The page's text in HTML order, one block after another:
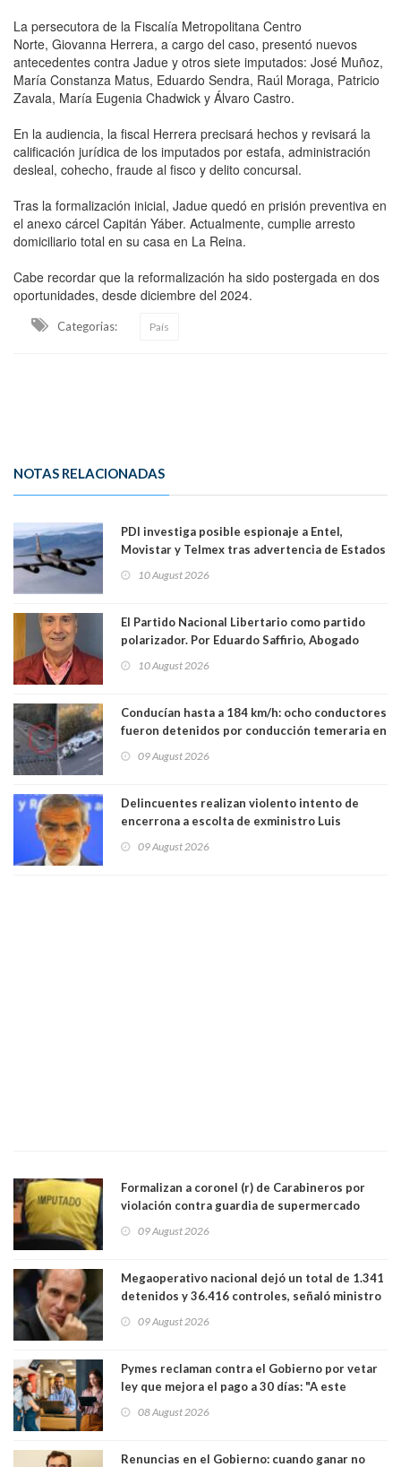
La persecutora de la Fiscalía Metropolitana Centro
Norte, Giovanna Herrera, a cargo del caso, presentó nuevos
antecedentes contra Jadue y otros siete imputados: José Muñoz,
María Constanza Matus, Eduardo Sendra, Raúl Moraga, Patricio
Zavala, María Eugenia Chadwick y Álvaro Castro.
En la audiencia, la fiscal Herrera precisará hechos y revisará la
calificación jurídica de los imputados por estafa, administración
desleal, cohecho, fraude al fisco y delito concursal.
Tras la formalización inicial, Jadue quedó en prisión preventiva en
el anexo cárcel Capitán Yáber. Actualmente, cumplie arresto
domiciliario total en su casa en La Reina.
Cabe recordar que la reformalización ha sido postergada en dos
oportunidades, desde diciembre del 2024.
Categorias: País
NOTAS RELACIONADAS
PDI investiga posible espionaje a Entel,
Movistar y Telmex tras advertencia de Estados
10 August 2026
El Partido Nacional Libertario como partido
polarizador. Por Eduardo Saffirio, Abogado
10 August 2026
Conducían hasta a 184 km/h: ocho conductores
fueron detenidos por conducción temeraria en
09 August 2026
Delincuentes realizan violento intento de
encerrona a escolta de exministro Luis
Lo Espejo
09 August 2026
Formalizan a coronel (r) de Carabineros por
violación contra guardia de supermercado
09 August 2026
Megaoperativo nacional dejó un total de 1.341
detenidos y 36.416 controles, señaló ministro
09 August 2026
Pymes reclaman contra el Gobierno por vetar
ley que mejora el pago a 30 días: "A este
medianas empresas"
08 August 2026
Renuncias en el Gobierno: cuando ganar no